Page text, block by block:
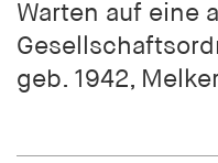
Warten auf eine
geb. 1942,